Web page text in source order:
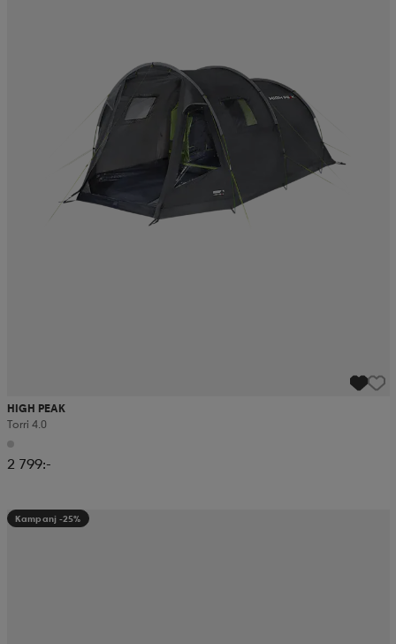
HIGH PEAK
Torri 4.0
2 799:-
Kampanj -25%